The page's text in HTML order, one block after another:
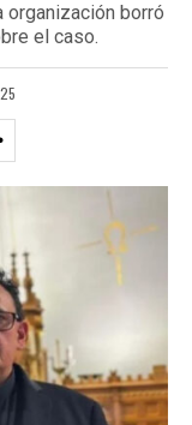
organización borró
el caso.